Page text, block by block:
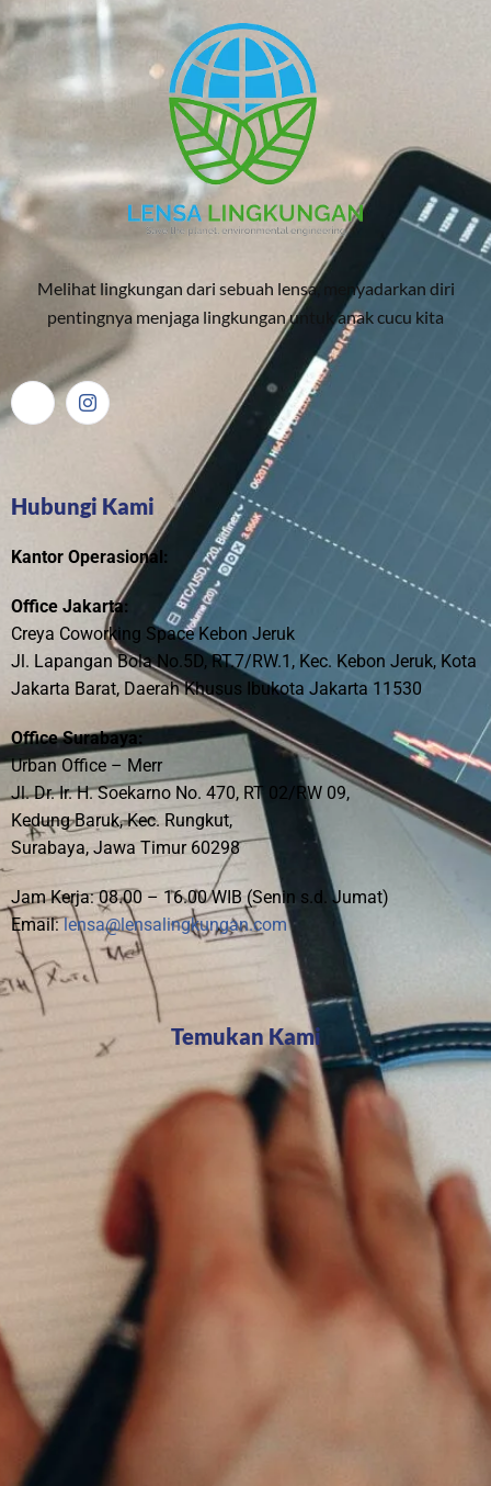
Melihat lingkungan dari sebuah lensa, menyadarkan diri
pentingnya menjaga lingkungan untuk anak cucu kita
Hubungi Kami
Kantor Operasional:
Office Jakarta:
Creya Coworking Space Kebon Jeruk
Jl. Lapangan Bola No.5D, RT.7/RW.1, Kec. Kebon Jeruk, Kota
Jakarta Barat, Daerah Khusus Ibukota Jakarta 11530
Office Surabaya:
Urban Office – Merr
Jl. Dr. Ir. H. Soekarno No. 470, RT 02/RW 09,
Kedung Baruk, Kec. Rungkut,
Surabaya, Jawa Timur 60298
Jam Kerja: 08.00 – 16.00 WIB (Senin s.d. Jumat)
Email:lensa@lensalingkungan.com
Temukan Kami